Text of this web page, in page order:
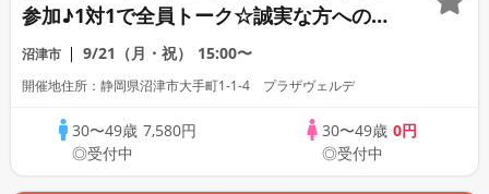
参加♪1対1で全員トーク☆誠実な方への婚
活パーティー
沼津市 9/21（月・祝） 15:00〜
開催地住所：静岡県沼津市大手町1-1-4 プラザヴェルデ
30〜49歳 7,580円
◎受付中
30〜49歳 0円
◎受付中